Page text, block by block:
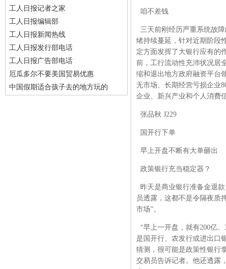
工人日报记者之家
工人日报编辑部
工人日报新闻热线
工人日报发行部电话
工人日报广告部电话
厄瓜多尔不要美国贸易优惠
中国假期适合孩子去的地方玩的
咱不差钱
三天前刚经历严重系统故
绪持续蔓延，针对近期阶段
定方面发挥了大银行应有的
前，工行流动性充沛状况居
缩和退出地方政府融资平台
无市场、长期经营亏损企业
企业、新兴产业和个人消费
张品秋 J229
国开行下单
早上开盘不断有大单砸出
政策银行充当稳定器？
昨天是商业银行准备金退
员透露，这都不是令隔夜质
市场”。
“早上一开盘，就有200亿
是国开行、农发行或进出口
猜测，很可能是政策性银行
交易员告诉记者。他还透露